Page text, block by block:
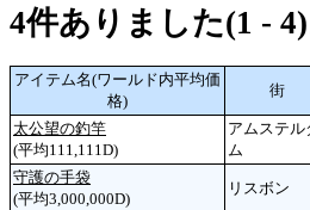
4件ありました(1 - 4)
アイテム名(ワールド内平均価
格)
街
太公望の釣竿
(平均111,111D)
アムステル
ム
守護の手袋
(平均3,000,000D)
リスボン